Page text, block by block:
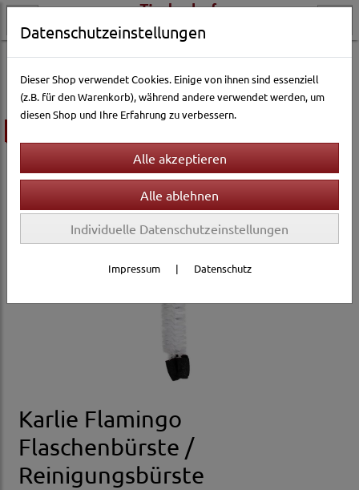
Vogelwelt Hygiene & Reinigung
Karlie Flamingo
Flaschenbürste /
Reinigungsbürste
Datenschutzeinstellungen
Dieser Shop verwendet Cookies. Einige von ihnen sind essenziell
(z.B. für den Warenkorb), während andere verwendet werden, um
diesen Shop und Ihre Erfahrung zu verbessern.
Individuelle Datenschutzeinstellungen
Impressum | Datenschutz